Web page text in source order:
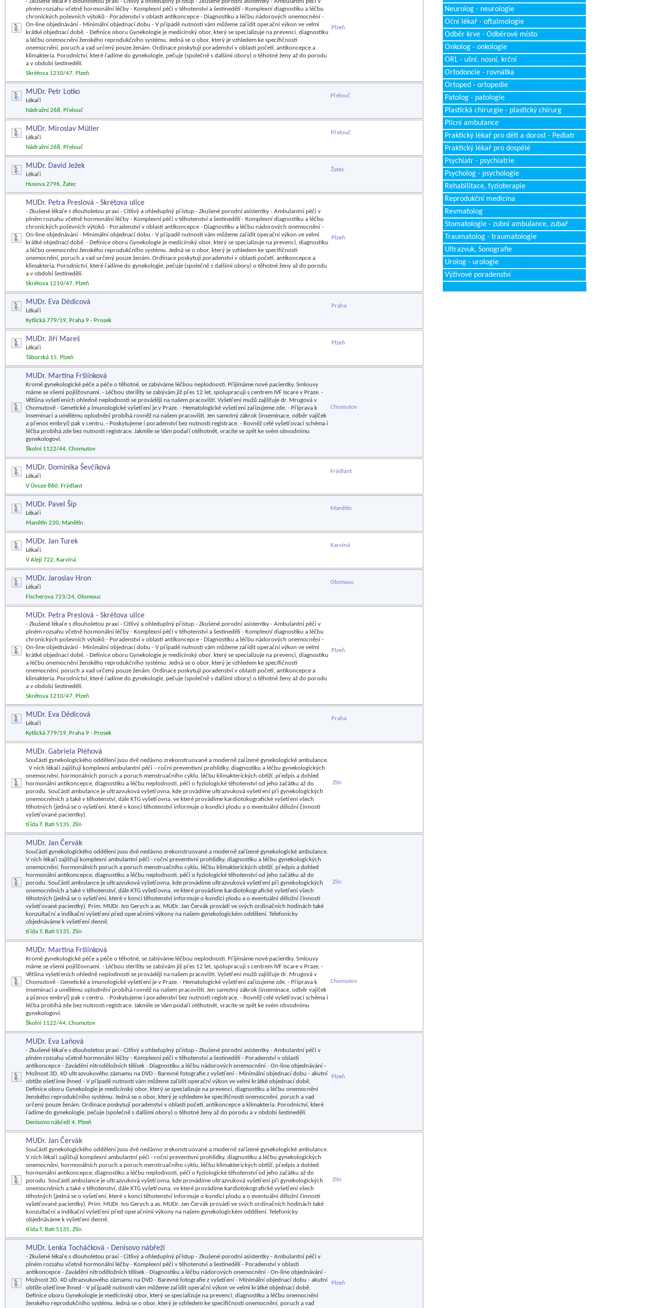
plném rozsahu včetně hormonální léčby - Komplexní péči v těhotenství a šestinedělí - Komplexní diagnostiku a léčbu
chronických poševních výtoků - Poradenství v oblasti antikoncepce - Diagnostiku a léčbu nádorových onemocnění -
On-line objednávání - Minimální objednací dobu - V případě nutnosti vám můžeme zařídit operační výkon ve velmi
krátké objednací době. - Definice oboru Gynekologie je medicínský obor, který se specializuje na prevenci, diagnostiku
a léčbu onemocnění ženského reprodukčního systému. Jedná se o obor, který je vzhledem ke specifičnosti
onemocnění, poruch a vad určený pouze ženám. Ordinace poskytují poradenství v oblasti početí, antikoncepce a
klimakteria. Porodnictví, které řadíme do gynekologie, pečuje (společně s dalšími obory) o těhotné ženy až do porodu
a v období šestinedělí.
Plzeň
Skrétova 1210/47, Plzeň
MUDr. Petr Lotko
Lékaři
Přelouč
Nádražní 268, Přelouč
MUDr. Miroslav Müller
Lékaři
Přelouč
Nádražní 268, Přelouč
MUDr. David Ježek
Lékaři
Žatec
Husova 2796, Žatec
MUDr. Petra Preslová - Skrétova ulice
- Zkušené lékaře s dlouholetou praxí - Citlivý a ohleduplný přístup - Zkušené porodní asistentky - Ambulantní péči v
plném rozsahu včetně hormonální léčby - Komplexní péči v těhotenství a šestinedělí - Komplexní diagnostiku a léčbu
chronických poševních výtoků - Poradenství v oblasti antikoncepce - Diagnostiku a léčbu nádorových onemocnění -
On-line objednávání - Minimální objednací dobu - V případě nutnosti vám můžeme zařídit operační výkon ve velmi
krátké objednací době. - Definice oboru Gynekologie je medicínský obor, který se specializuje na prevenci, diagnostiku
a léčbu onemocnění ženského reprodukčního systému. Jedná se o obor, který je vzhledem ke specifičnosti
onemocnění, poruch a vad určený pouze ženám. Ordinace poskytují poradenství v oblasti početí, antikoncepce a
klimakteria. Porodnictví, které řadíme do gynekologie, pečuje (společně s dalšími obory) o těhotné ženy až do porodu
a v období šestinedělí.
Plzeň
Skrétova 1210/47, Plzeň
MUDr. Eva Dědicová
Lékaři
Praha
Kytlická 779/19, Praha 9 - Prosek
MUDr. Jiří Mareš
Lékaři
Plzeň
Táborská 15, Plzeň
MUDr. Martina Fršlínková
Kromě gynekologické péče a péče o těhotné, se zabýváme léčbou neplodnosti. Přijímáme nové pacientky. Smlouvy
máme se všemi pojišťovnami. - Léčbou sterility se zabývám již přes 12 let, spolupracuji s centrem IVF Iscare v Praze. -
Většina vyšetřeních ohledně neplodnosti se provádějí na našem pracovišti. Vyšetření mužů zajišťuje dr. Mrugová v
Chomutově - Genetické a imunologické vyšetření je v Praze. - Hematologické vyšetření zařizujeme zde. - Příprava k
inseminaci a umělému oplodnění probíhá rovněž na našem pracovišti. Jen samotný zákrok (inseminace, odběr vajíček
a přenos embryí) pak v centru. - Poskytujeme i poradenství bez nutnosti registrace. - Rovněž celé vyšetřovací schéma i
léčba probíhá zde bez nutnosti registrace. Jakmile se Vám podaří otěhotnět, vracíte se zpět ke svém obvodnímu
gynekologovi.
Chomutov
Školní 1122/44, Chomutov
MUDr. Dominika Ševčíková
Lékaři
Frýdlant
V Úvoze 860, Frýdlant
MUDr. Pavel Šíp
Lékaři
Manětín
Manětín 220, Manětín
MUDr. Jan Turek
Lékaři
Karviná
V Aleji 722, Karviná
MUDr. Jaroslav Hron
Lékaři
Olomouc
Fischerova 723/24, Olomouc
MUDr. Petra Preslová - Skrétova ulice
- Zkušené lékaře s dlouholetou praxí - Citlivý a ohleduplný přístup - Zkušené porodní asistentky - Ambulantní péči v
plném rozsahu včetně hormonální léčby - Komplexní péči v těhotenství a šestinedělí - Komplexní diagnostiku a léčbu
chronických poševních výtoků - Poradenství v oblasti antikoncepce - Diagnostiku a léčbu nádorových onemocnění -
On-line objednávání - Minimální objednací dobu - V případě nutnosti vám můžeme zařídit operační výkon ve velmi
krátké objednací době. - Definice oboru Gynekologie je medicínský obor, který se specializuje na prevenci, diagnostiku
a léčbu onemocnění ženského reprodukčního systému. Jedná se o obor, který je vzhledem ke specifičnosti
onemocnění, poruch a vad určený pouze ženám. Ordinace poskytují poradenství v oblasti početí, antikoncepce a
klimakteria. Porodnictví, které řadíme do gynekologie, pečuje (společně s dalšími obory) o těhotné ženy až do porodu
a v období šestinedělí.
Plzeň
Skrétova 1210/47, Plzeň
MUDr. Eva Dědicová
Lékaři
Praha
Kytlická 779/19, Praha 9 - Prosek
MUDr. Gabriela Pléhová
Součástí gynekologického oddělení jsou dvě nedávno zrekonstruované a moderně zařízené gynekologické ambulance.
V nich lékaři zajišťují komplexní ambulantní péči – roční preventivní prohlídky, diagnostiku a léčbu gynekologických
onemocnění, hormonálních poruch a poruch menstruačního cyklu, léčbu klimakterických obtíží, předpis a dohled
hormonální antikoncepce, diagnostiku a léčbu neplodnosti, péči o fyziologické těhotenství od jeho začátku až do
porodu. Součástí ambulance je ultrazvuková vyšetřovna, kde provádíme ultrazvuková vyšetření při gynekologických
onemocněních a také v těhotenství, dále KTG vyšetřovna, ve které provádíme kardiotokografické vyšetření všech
těhotných (jedná se o vyšetření, které v konci těhotenství informuje o kondici plodu a o eventuální děložní činnosti
vyšetřované pacientky).
Zlín
třída T. Bati 5135, Zlín
MUDr. Jan Červák
Součástí gynekologického oddělení jsou dvě nedávno zrekonstruované a moderně zařízené gynekologické ambulance.
V nich lékaři zajišťují komplexní ambulantní péči - roční preventivní prohlídky, diagnostiku a léčbu gynekologických
onemocnění, hormonálních poruch a poruch menstruačního cyklu, léčbu klimakterických obtíží, předpis a dohled
hormonální antikoncepce, diagnostiku a léčbu neplodnosti, péči o fyziologické těhotenství od jeho začátku až do
porodu. Součástí ambulance je ultrazvuková vyšetřovna, kde provádíme ultrazvuková vyšetření při gynekologických
onemocněních a také v těhotenství, dále KTG vyšetřovna, ve které provádíme kardiotokografické vyšetření všech
těhotných (jedná se o vyšetření, které v konci těhotenství informuje o kondici plodu a o eventuální děložní činnosti
vyšetřované pacientky). Prim. MUDr. Ivo Gerych a as. MUDr. Jan Červák provádí ve svých ordinačních hodinách také
konzultační a indikační vyšetření před operačními výkony na našem gynekologickém oddělení. Telefonicky
objednáváme k vyšetření denně.
Zlín
třída T. Bati 5135, Zlín
MUDr. Martina Fršlínková
Kromě gynekologické péče a péče o těhotné, se zabýváme léčbou neplodnosti. Přijímáme nové pacientky. Smlouvy
máme se všemi pojišťovnami. - Léčbou sterility se zabývám již přes 12 let, spolupracuji s centrem IVF Iscare v Praze. -
Většina vyšetřeních ohledně neplodnosti se provádějí na našem pracovišti. Vyšetření mužů zajišťuje dr. Mrugová v
Chomutově - Genetické a imunologické vyšetření je v Praze. - Hematologické vyšetření zařizujeme zde. - Příprava k
inseminaci a umělému oplodnění probíhá rovněž na našem pracovišti. Jen samotný zákrok (inseminace, odběr vajíček
a přenos embryí) pak v centru. - Poskytujeme i poradenství bez nutnosti registrace. - Rovněž celé vyšetřovací schéma i
léčba probíhá zde bez nutnosti registrace. Jakmile se Vám podaří otěhotnět, vracíte se zpět ke svém obvodnímu
gynekologovi.
Chomutov
Školní 1122/44, Chomutov
MUDr. Eva Laňová
- Zkušené lékaře s dlouholetou praxí - Citlivý a ohleduplný přístup - Zkušené porodní asistentky - Ambulantní péči v
plném rozsahu včetně hormonální léčby - Komplexní péči v těhotenství a šestinedělí - Poradenství v oblasti
antikoncepce - Zavádění nitroděložních tělísek - Diagnostiku a léčbu nádorových onemocnění - On-line objednávání -
Možnost 3D, 4D ultrazvukového záznamu na DVD - Barevné fotografie z vyšetření - Minimální objednací dobu - akutní
obtíže ošetříme ihned - V případě nutnosti vám můžeme zařídit operační výkon ve velmi krátké objednací době.
Definice oboru Gynekologie je medicínský obor, který se specializuje na prevenci, diagnostiku a léčbu onemocnění
ženského reprodukčního systému. Jedná se o obor, který je vzhledem ke specifičnosti onemocnění, poruch a vad
určený pouze ženám. Ordinace poskytují poradenství v oblasti početí, antikoncepce a klimakteria. Porodnictví, které
řadíme do gynekologie, pečuje (společně s dalšími obory) o těhotné ženy až do porodu a v období šestinedělí.
Plzeň
Denisovo nábřeží 4, Plzeň
MUDr. Jan Červák
Součástí gynekologického oddělení jsou dvě nedávno zrekonstruované a moderně zařízené gynekologické ambulance.
V nich lékaři zajišťují komplexní ambulantní péči - roční preventivní prohlídky, diagnostiku a léčbu gynekologických
onemocnění, hormonálních poruch a poruch menstruačního cyklu, léčbu klimakterických obtíží, předpis a dohled
hormonální antikoncepce, diagnostiku a léčbu neplodnosti, péči o fyziologické těhotenství od jeho začátku až do
porodu. Součástí ambulance je ultrazvuková vyšetřovna, kde provádíme ultrazvuková vyšetření při gynekologických
onemocněních a také v těhotenství, dále KTG vyšetřovna, ve které provádíme kardiotokografické vyšetření všech
těhotných (jedná se o vyšetření, které v konci těhotenství informuje o kondici plodu a o eventuální děložní činnosti
vyšetřované pacientky). Prim. MUDr. Ivo Gerych a as. MUDr. Jan Červák provádí ve svých ordinačních hodinách také
konzultační a indikační vyšetření před operačními výkony na našem gynekologickém oddělení. Telefonicky
objednáváme k vyšetření denně.
Zlín
třída T. Bati 5135, Zlín
MUDr. Lenka Tocháčková - Denisovo nábřeží
- Zkušené lékaře s dlouholetou praxí - Citlivý a ohleduplný přístup - Zkušené porodní asistentky - Ambulantní péči v
plném rozsahu včetně hormonální léčby - Komplexní péči v těhotenství a šestinedělí - Poradenství v oblasti
antikoncepce - Zavádění nitroděložních tělísek - Diagnostiku a léčbu nádorových onemocnění - On-line objednávání -
Možnost 3D, 4D ultrazvukového záznamu na DVD - Barevné fotografie z vyšetření - Minimální objednací dobu - akutní
obtíže ošetříme ihned - V případě nutnosti vám můžeme zařídit operační výkon ve velmi krátké objednací době.
Definice oboru Gynekologie je medicínský obor, který se specializuje na prevenci, diagnostiku a léčbu onemocnění
ženského reprodukčního systému. Jedná se o obor, který je vzhledem ke specifičnosti onemocnění, poruch a vad
Plzeň
Neurolog - neurologie
Oční lékař - oftalmologie
Odběr krve - Odběrové místo
Onkolog - onkologie
ORL - ušní, nosní, krční
Ortodoncie - rovnátka
Ortoped - ortopedie
Patolog - patologie
Plastická chirurgie - plastický chirurg
Plicní ambulance
Praktický lékař pro děti a dorost - Pediatr
Praktický lékař pro dospělé
Psychiatr - psychiatrie
Psycholog - psychologie
Rehabilitace, fyzioterapie
Reprodukční medicína
Revmatolog
Stomatologie - zubní ambulance, zubař
Traumatolog - traumatologie
Ultrazvuk, Sonografie
Urolog - urologie
Výživové poradenství